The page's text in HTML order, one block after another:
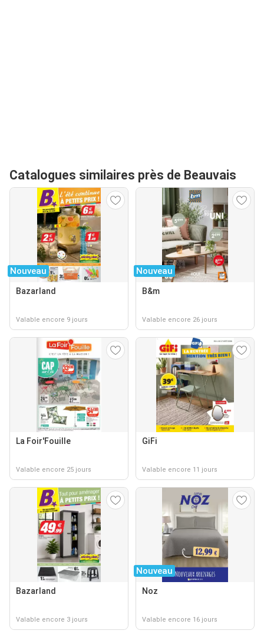
Catalogues similaires près de Beauvais
Nouveau
Bazarland
Valable encore 9 jours
Nouveau
B&m
Valable encore 26 jours
La Foir'Fouille
Valable encore 25 jours
GiFi
Valable encore 11 jours
Bazarland
Valable encore 3 jours
Nouveau
Noz
Valable encore 16 jours